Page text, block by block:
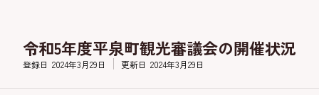
令和5年度平泉町観光審議会の開催状況
登録日 2024年3月29日 更新日 2024年3月29日